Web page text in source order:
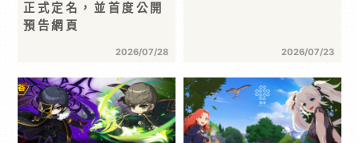
正式定名，並首度公開
預告網頁
2026/07/28 2026/07/23